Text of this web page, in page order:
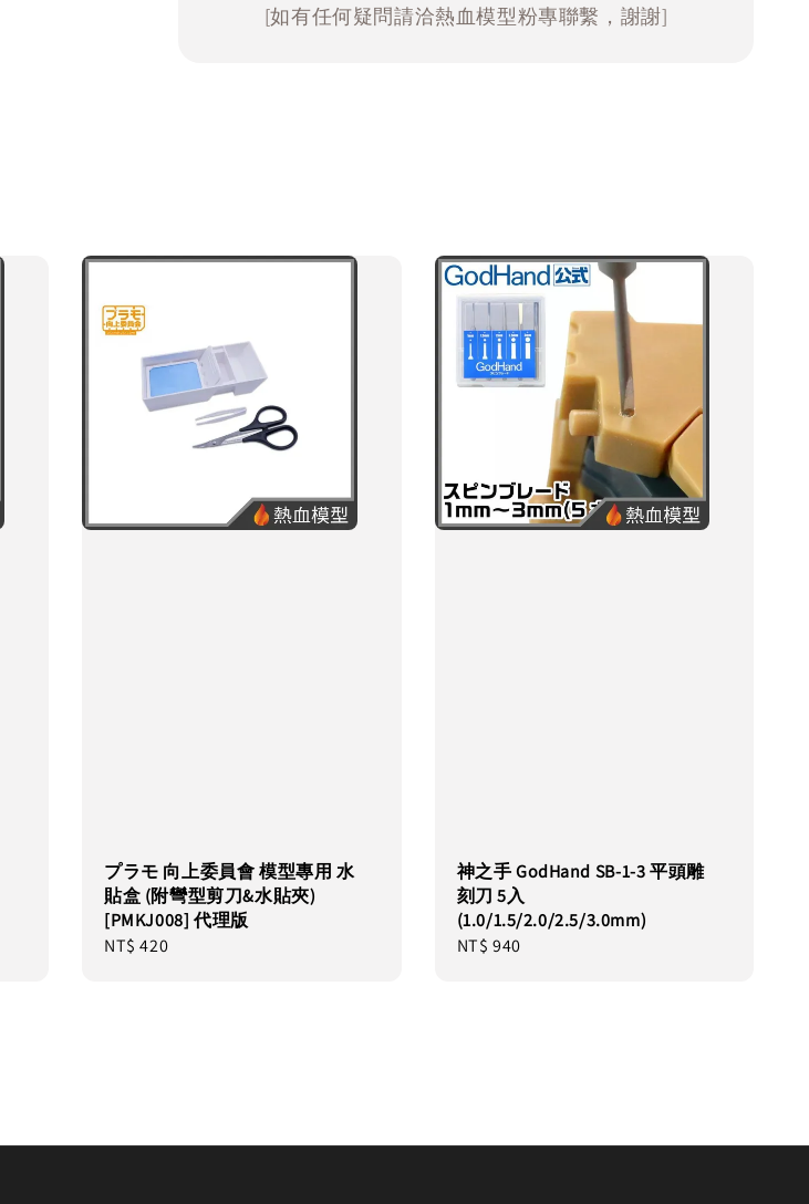
[如有任何疑問請洽熱血模型粉專聯繫，謝謝]
プラモ 向上委員會 模型專用 水
貼盒 (附彎型剪刀&水貼夾)
[PMKJ008] 代理版
Regular
NT$ 420
神之手 GodHand SB-1-3 平頭雕
刻刀 5入
(1.0/1.5/2.0/2.5/3.0mm)
Regular
NT$ 940